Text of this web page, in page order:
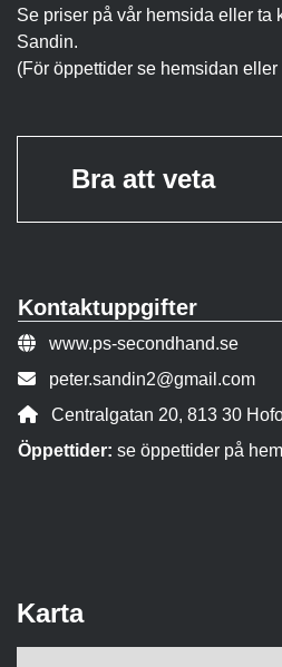
Se priser på vår hemsida eller ta
Sandin.
(För öppettider se hemsidan eller
Bra att veta
Kontaktuppgifter
Webbsida:
www.ps-secondhand.se
E-post:
peter.sandin2@gmail.com
Adress:
Centralgatan 20, 813 30
Öppettider: se öppettider på
Karta